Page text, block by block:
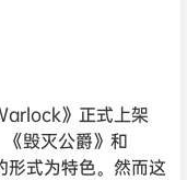
》正式上架
毁灭公爵》和
形式为特色。然而这